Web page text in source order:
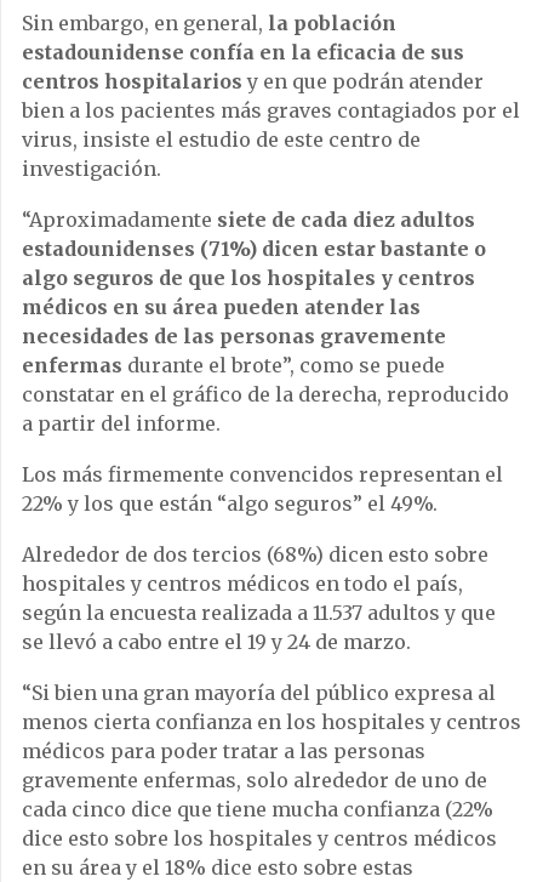
Sin embargo, en general, la población
estadounidense confía en la eficacia de sus
centros hospitalarios y en que podrán atender
bien a los pacientes más graves contagiados por el
virus, insiste el estudio de este centro de
investigación.
“Aproximadamente siete de cada diez adultos
estadounidenses (71%) dicen estar bastante o
algo seguros de que los hospitales y centros
médicos en su área pueden atender las
necesidades de las personas gravemente
enfermas durante el brote”, como se puede
constatar en el gráfico de la derecha, reproducido
a partir del informe.
Los más firmemente convencidos representan el
22% y los que están “algo seguros” el 49%.
Alrededor de dos tercios (68%) dicen esto sobre
hospitales y centros médicos en todo el país,
según la encuesta realizada a 11.537 adultos y que
se llevó a cabo entre el 19 y 24 de marzo.
“Si bien una gran mayoría del público expresa al
menos cierta confianza en los hospitales y centros
médicos para poder tratar a las personas
gravemente enfermas, solo alrededor de uno de
cada cinco dice que tiene mucha confianza (22%
dice esto sobre los hospitales y centros médicos
en su área y el 18% dice esto sobre estas